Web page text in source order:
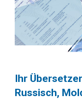
Übersetzer Rumänisch
Übersetzer Moldauisch
Rechtsanwälte
Ihr
Russisch,